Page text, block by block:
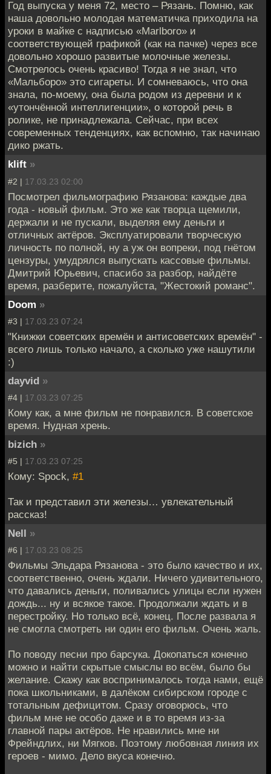
Год выпуска у меня 72, место – Рязань. Помню, как
наша довольно молодая математичка приходила на
уроки в майке с надписью «Marlboro» и
соответствующей графикой (как на пачке) через все
довольно хорошо развитые молочные железы.
Смотрелось очень красиво! Тогда я не знал, что
«Мальборо» это сигареты. И сомневаюсь, что она
знала, по-моему, она была родом из деревни и к
«утончённой интеллигенции», о которой речь в
ролике, не принадлежала. Сейчас, при всех
современных тенденциях, как вспомню, так начинаю
дико ржать.
klift »
#2 | 17.03.23 02:00
Посмотрел фильмографию Рязанова: каждые два
года - новый фильм. Это же как творца щемили,
держали и не пускали, выделяя ему деньги и
отличных актёров. Эксплуатировали творческую
личность по полной, ну а уж он вопреки, под гнётом
цензуры, умудрялся выпускать кассовые фильмы.
Дмитрий Юрьевич, спасибо за разбор, найдёте
время, разберите, пожалуйста, "Жестокий романс".
Doom »
#3 | 17.03.23 07:24
"Книжки советских времён и антисоветских времён" -
всего лишь только начало, а сколько уже нашутили
:)
dayvid »
#4 | 17.03.23 07:25
Кому как, а мне фильм не понравился. В советское
время. Нудная хрень.
bizich »
#5 | 17.03.23 07:25
Кому: Spock, #1
Так и представил эти железы… увлекательный
рассказ!
Nell »
#6 | 17.03.23 08:25
Фильмы Эльдара Рязанова - это было качество и их,
соответственно, очень ждали. Ничего удивительного,
что давались деньги, поливались улицы если нужен
дождь... ну и всякое такое. Продолжали ждать и в
перестройку. Но только всё, конец. После развала я
не смогла смотреть ни один его фильм. Очень жаль.
По поводу песни про барсука. Докопаться конечно
можно и найти скрытые смыслы во всём, было бы
желание. Скажу как воспринималось тогда нами, ещё
пока школьниками, в далёком сибирском городе с
тотальным дефицитом. Сразу оговорюсь, что
фильм мне не особо даже и в то время из-за
главной пары актёров. Не нравились мне ни
Фрейндлих, ни Мягков. Поэтому любовная линия их
героев - мимо. Дело вкуса конечно.